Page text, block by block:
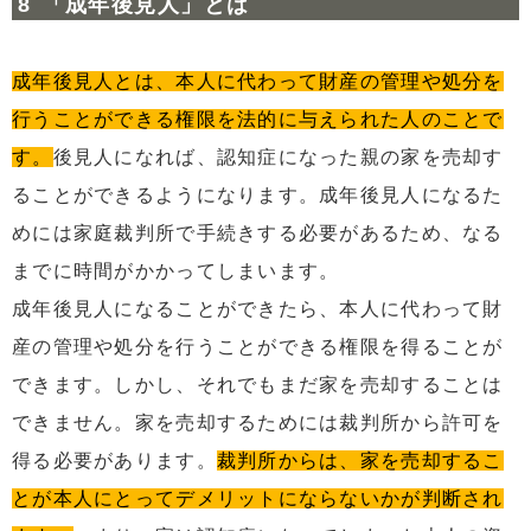
成年後見人とは、本人に代わって財産の管理や処分を
行うことができる権限を法的に与えられた人のことで
す。 後見人になれば、認知症になった親の家を売却す
ることができるようになります。成年後見人になるた
めには家庭裁判所で手続きする必要があるため、なる
までに時間がかかってしまいます。
成年後見人になることができたら、本人に代わって財
産の管理や処分を行うことができる権限を得ることが
できます。しかし、それでもまだ家を売却することは
できません。家を売却するためには裁判所から許可を
得る必要があります。 裁判所からは、家を売却するこ
とが本人にとってデメリットにならないかが判断され